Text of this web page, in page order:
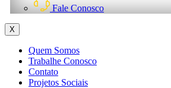
Fale Conosco
X
Quem Somos
Trabalhe Conosco
Contato
Projetos Sociais